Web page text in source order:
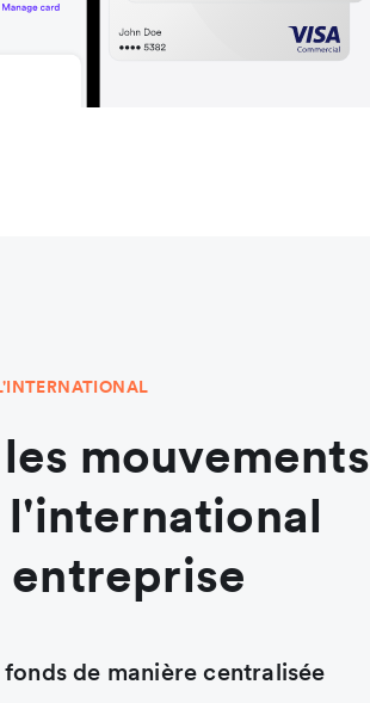
mouvements
l'international
de manière centralisée